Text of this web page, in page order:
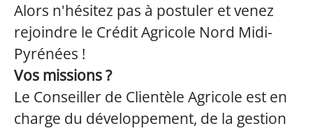
Alors n'hésitez pas à postuler et venez
rejoindre le Crédit Agricole Nord Midi-
Pyrénées !
Vos missions ?
Le Conseiller de Clientèle Agricole est en
charge du développement, de la gestion